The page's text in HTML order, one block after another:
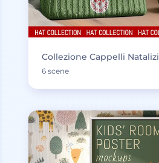
Collezione Cappelli Natalizi
6 scene